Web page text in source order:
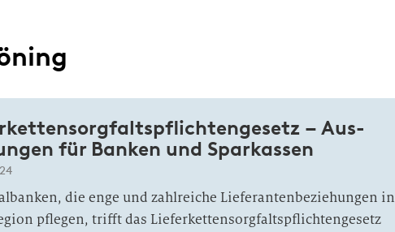
– Aus­
für Banken und Spar­kassen
die enge und zahlreiche Lieferantenbeziehungen in
pflegen, trifft das Lieferkettensorgfaltspflichtengesetz